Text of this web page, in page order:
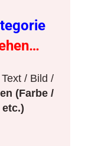
/ Bild /
(Farbe /